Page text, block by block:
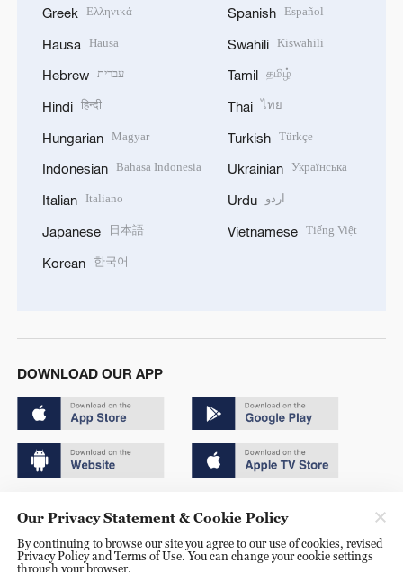
Greek Ελληνικά
Hausa Hausa
Hebrew עברית
Hindi हिन्दी
Hungarian Magyar
Indonesian Bahasa Indonesia
Italian Italiano
Japanese 日本語
Korean 한국어
Spanish Español
Swahili Kiswahili
Tamil தமிழ்
Thai ไทย
Turkish Türkçe
Ukrainian Українська
Urdu اردو
Vietnamese Tiếng Việt
DOWNLOAD OUR APP
京ICP备20000184号
京公网安备 11010502050052号
Our Privacy Statement & Cookie Policy
By continuing to browse our site you agree to our use of cookies, revised
Privacy Policy and Terms of Use. You can change your cookie settings
through your browser.